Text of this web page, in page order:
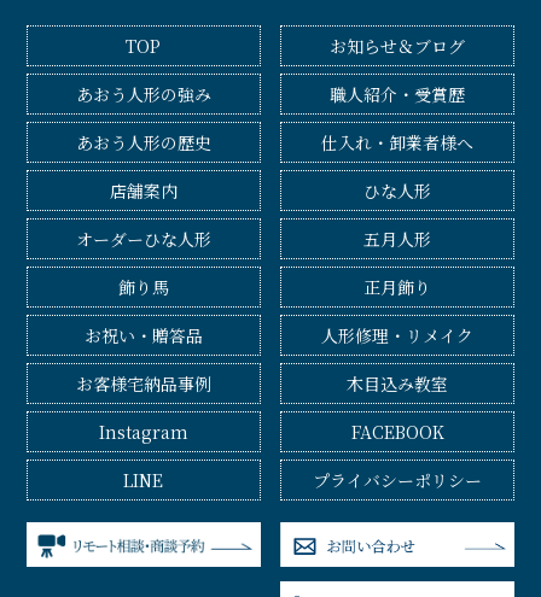
TOP
お知らせ＆ブログ
あおう人形の強み
職人紹介・受賞歴
あおう人形の歴史
仕入れ・卸業者様へ
店舗案内
ひな人形
オーダーひな人形
五月人形
飾り馬
正月飾り
お祝い・贈答品
人形修理・リメイク
お客様宅納品事例
木目込み教室
Instagram
FACEBOOK
LINE
プライバシーポリシー